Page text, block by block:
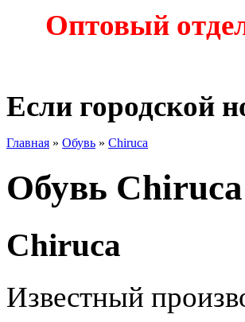
Оптовый
Если городской
Главная » Обувь » Chiruca
Обувь Chiruca
Chiruca
Известный